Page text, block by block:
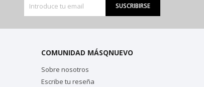
SUSCRIBIRSE
COMUNIDAD MÁSQNUEVO
Sobre nosotros
Escribe tu reseña